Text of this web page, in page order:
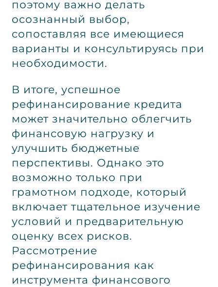
поэтому важно делать
осознанный выбор,
сопоставляя все имеющиеся
варианты и консультируясь при
необходимости.
В итоге, успешное
рефинансирование кредита
может значительно облегчить
финансовую нагрузку и
улучшить бюджетные
перспективы. Однако это
возможно только при
грамотном подходе, который
включает тщательное изучение
условий и предварительную
оценку всех рисков.
Рассмотрение
рефинансирования как
инструмента финансового